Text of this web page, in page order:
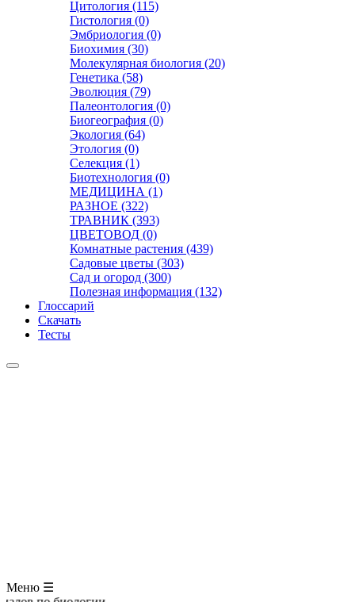
Цитология (115)
Гистология (0)
Эмбриология (0)
Биохимия (30)
Молекулярная биология (20)
Генетика (58)
Эволюция (79)
Палеонтология (0)
Биогеография (0)
Экология (64)
Этология (0)
Селекция (1)
Биотехнология (0)
МЕДИЦИНА (1)
РАЗНОЕ (322)
ТРАВНИК (393)
ЦВЕТОВОД (0)
Комнатные растения (439)
Садовые цветы (303)
Сад и огород (300)
Полезная информация (132)
Глоссарий
Скачать
Тесты
Меню ☰